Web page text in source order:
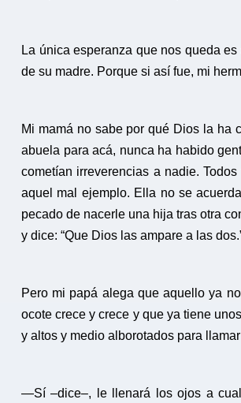
La única esperanza que nos queda
de su madre. Porque si así fue, mi
Mi mamá no sabe por qué Dios la ha
abuela para acá, nunca ha habido
cometían irreverencias a nadie.
aquel mal ejemplo. Ella no se
pecado de nacerle una hija tras otra
y dice: “Que Dios las ampare a las
Pero mi papá alega que aquello ya
ocote crece y crece y que ya tiene
y altos y medio alborotados para
—Sí –dice–, le llenará los ojos a